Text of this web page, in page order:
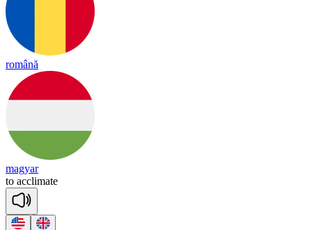
română
magyar
to acclimate